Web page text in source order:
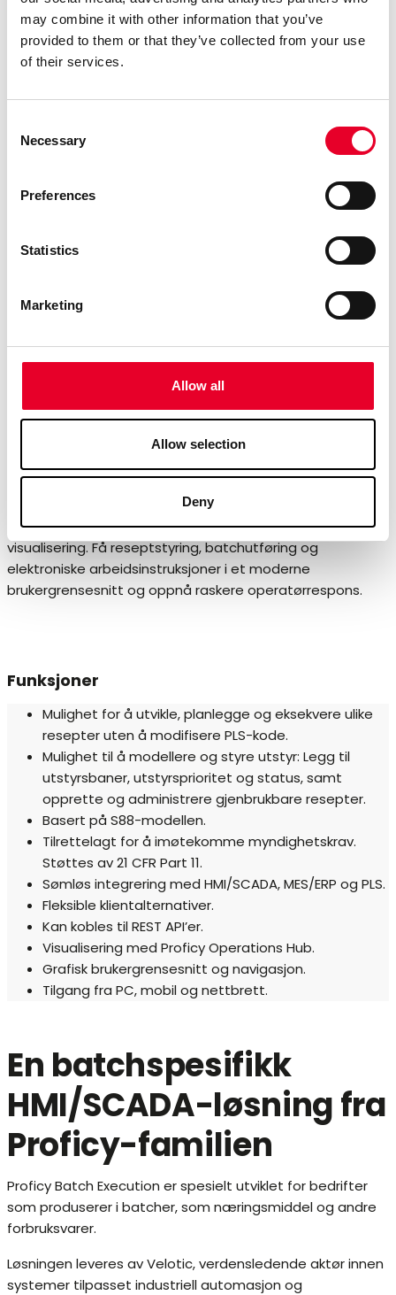
may combine it with other information that you’ve
provided to them or that they’ve collected from your use
of their services.
Selection
Necessary
Preferences
Statistics
Marketing
Allow all
Allow selection
Deny
Koble sømløst med dine eksisterende HMI/SCADA og
MES/ERP-systemer for en enda kraftigere løsning for
innsamling og håndtering av data. Med grafisk
brukergrensesnitt og navigasjon er løsningen svært enkel
å bruke. Du har tilgang fra PC, mobil og nettbrett.
Visualisering med REST API’er
Proficy Batch Execution kan integreres med REST
API’er. Integrer med Proficy Operations Hub for
visualisering. Få reseptstyring, batchutføring og
elektroniske arbeidsinstruksjoner i et moderne
brukergrensesnitt og oppnå raskere operatørrespons.
Funksjoner
Mulighet for å utvikle, planlegge og eksekvere ulike
resepter uten å modifisere PLS-kode.
Mulighet til å modellere og styre utstyr: Legg til
utstyrsbaner, utstyrsprioritet og status, samt
opprette og administrere gjenbrukbare resepter.
Basert på S88-modellen.
Tilrettelagt for å imøtekomme myndighetskrav.
Støttes av 21 CFR Part 11.
Sømløs integrering med HMI/SCADA, MES/ERP og PLS.
Fleksible klientalternativer.
Kan kobles til REST API’er.
Visualisering med Proficy Operations Hub.
Grafisk brukergrensesnitt og navigasjon.
Tilgang fra PC, mobil og nettbrett.
En batchspesifikk
HMI/SCADA-løsning fra
Proficy-familien
Proficy Batch Execution er spesielt utviklet for bedrifter
som produserer i batcher, som næringsmiddel og andre
forbruksvarer.
Løsningen leveres av Velotic, verdensledende aktør innen
systemer tilpasset industriell automasjon og